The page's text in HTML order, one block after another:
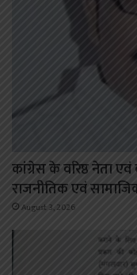
कांग्रेस के वरिष्ठ नेता
राजनीतिक एवं
August 3, 2026